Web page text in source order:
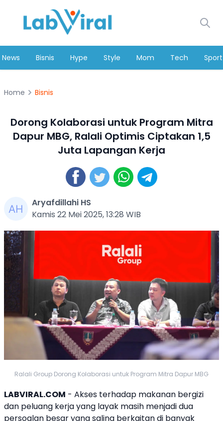
News Bisnis Hype Style Mom Tech Sport
Home Bisnis
Dorong Kolaborasi untuk Program Mitra
Dapur MBG, Ralali Optimis Ciptakan 1,5
Juta Lapangan Kerja
Aryafdillahi HS
Kamis 22 Mei 2025, 13:28 WIB
Ralali Group Dorong Kolaborasi untuk Program Mitra Dapur MBG
LABVIRAL.COM - Akses terhadap makanan bergizi
dan peluang kerja yang layak masih menjadi dua
persoalan besar yang saling berkaitan di banyak